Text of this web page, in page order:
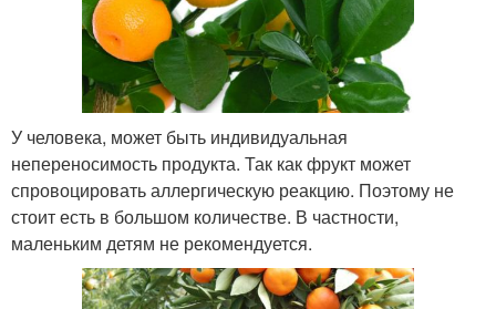
У человека, может быть индивидуальная
непереносимость продукта. Так как фрукт может
спровоцировать аллергическую реакцию. Поэтому не
стоит есть в большом количестве. В частности,
маленьким детям не рекомендуется.